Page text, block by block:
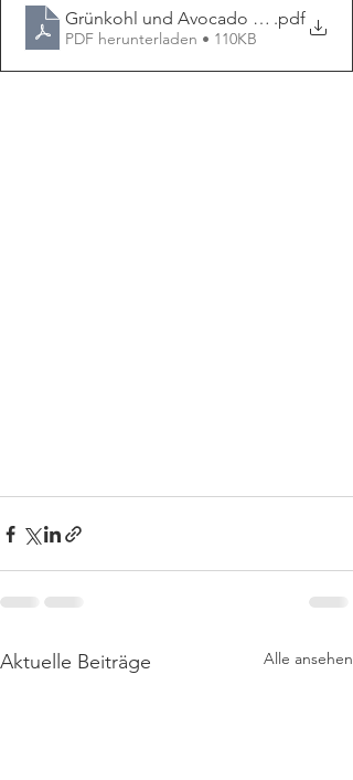
Grünkohl und Avocado Pesto
.pdf
PDF herunterladen • 110KB
Aktuelle Beiträge Alle ansehen